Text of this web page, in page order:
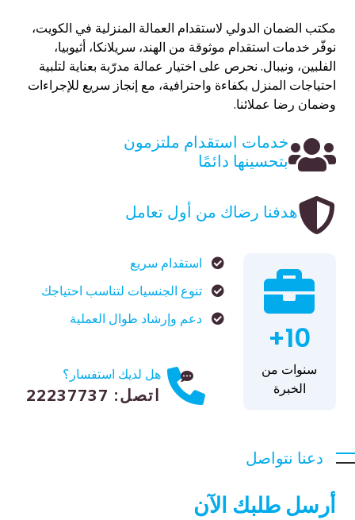
مكتب الضمان الدولي لاستقدام العمالة المنزلية في الكويت،
نوفّر خدمات استقدام موثوقة من الهند، سريلانكا، أثيوبيا،
الفلبين، ونيبال. نحرص على اختيار عمالة مدرّبة بعناية لتلبية
احتياجات المنزل بكفاءة واحترافية، مع إنجاز سريع للإجراءات
وضمان رضا عملائنا.
خدمات استقدام ملتزمون
بتحسينها دائمًا
هدفنا رضاك من أول تعامل
10+
سنوات من
الخبرة
استقدام سريع
تنوع الجنسيات لتناسب احتياجك
دعم وإرشاد طوال العملية
هل لديك استفسار؟
اتصل: 22237737
دعنا نتواصل
أرسل طلبك الآن